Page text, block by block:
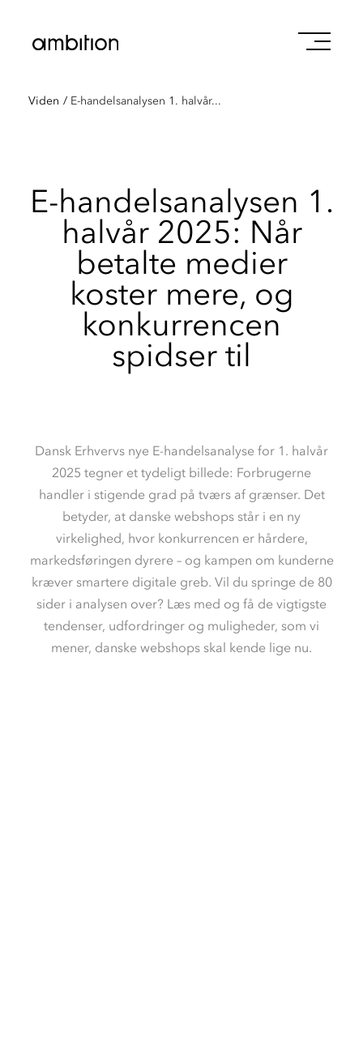
Viden / E-handelsanalysen 1. halvår...
E-handelsanalysen 1.
halvår 2025: Når
betalte medier
koster mere, og
konkurrencen
spidser til
Dansk Erhvervs nye E-handelsanalyse for 1. halvår
2025 tegner et tydeligt billede: Forbrugerne
handler i stigende grad på tværs af grænser. Det
betyder, at danske webshops står i en ny
virkelighed, hvor konkurrencen er hårdere,
markedsføringen dyrere – og kampen om kunderne
kræver smartere digitale greb. Vil du springe de 80
sider i analysen over? Læs med og få de vigtigste
tendenser, udfordringer og muligheder, som vi
mener, danske webshops skal kende lige nu.